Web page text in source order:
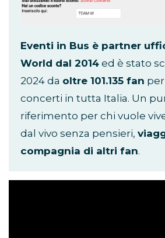
Eventi in Bus è partner
World dal 2014 ed è stato
2024 da oltre 101.135 fan
concerti in tutta Italia. Un
riferimento per chi vuole
dal vivo senza pensieri,
compagnia di altri fan.